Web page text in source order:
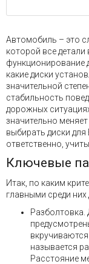
Автомобиль – это
которой все
функционирование
какие диски
значительной
стабильность
дорожных
значительно
выбирать диски
ответственно,
Ключевые
Итак, по каким
главными среди
Разболтовка.
называется
Расстояние